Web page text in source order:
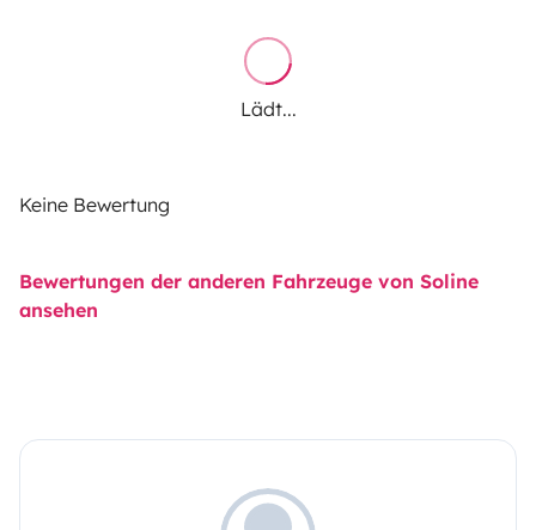
Lädt...
Keine Bewertung
Bewertungen der anderen Fahrzeuge von Soline
ansehen